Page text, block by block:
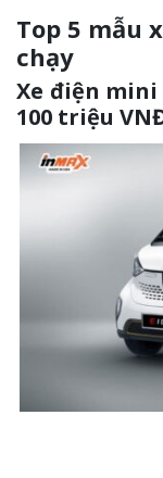
Top 5 mẫu
chạy
Xe điện mini
100 triệu